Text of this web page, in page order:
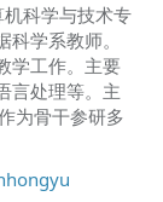
科学与技术专
学系教师。
学工作。主要
言处理等。主
为骨干参研多